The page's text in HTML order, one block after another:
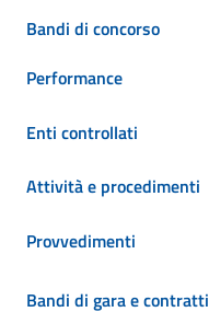
Bandi di concorso
Performance
Enti controllati
Attività e procedimenti
Provvedimenti
Bandi di gara e contratti